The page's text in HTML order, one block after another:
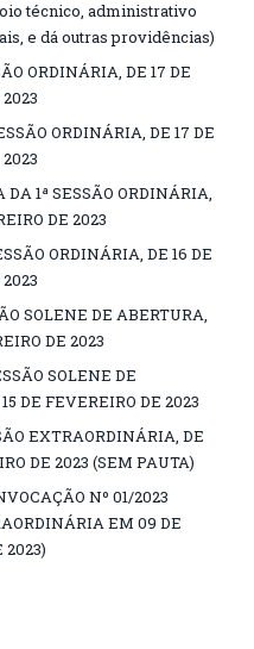
técnico, administrativo
e dá outras providências)
ORDINÁRIA, DE 17 DE
ORDINÁRIA, DE 17 DE
1ª SESSÃO ORDINÁRIA,
DE 2023
ORDINÁRIA, DE 16 DE
SOLENE DE ABERTURA,
DE 2023
SOLENE DE
DE FEVEREIRO DE 2023
EXTRAORDINÁRIA, DE
DE 2023 (SEM PAUTA)
Nº 01/2023
EM 09 DE
2023)